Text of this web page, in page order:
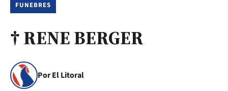
FUNEBRES
† RENE BERGER
Por El Litoral